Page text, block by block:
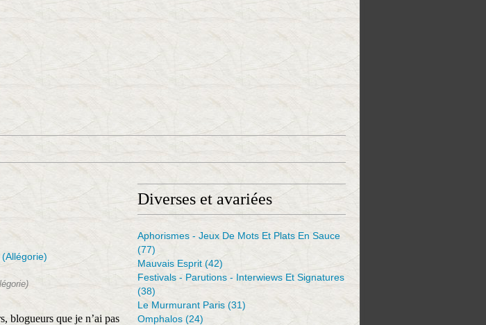
blogueurs que je n’ai pas
Diverses et avariées
Aphorismes - Jeux De Mots Et Plats En Sauce
(77)
Mauvais Esprit (42)
Festivals - Parutions - Interwiews Et Signatures
(38)
Le Murmurant Paris (31)
Omphalos (24)